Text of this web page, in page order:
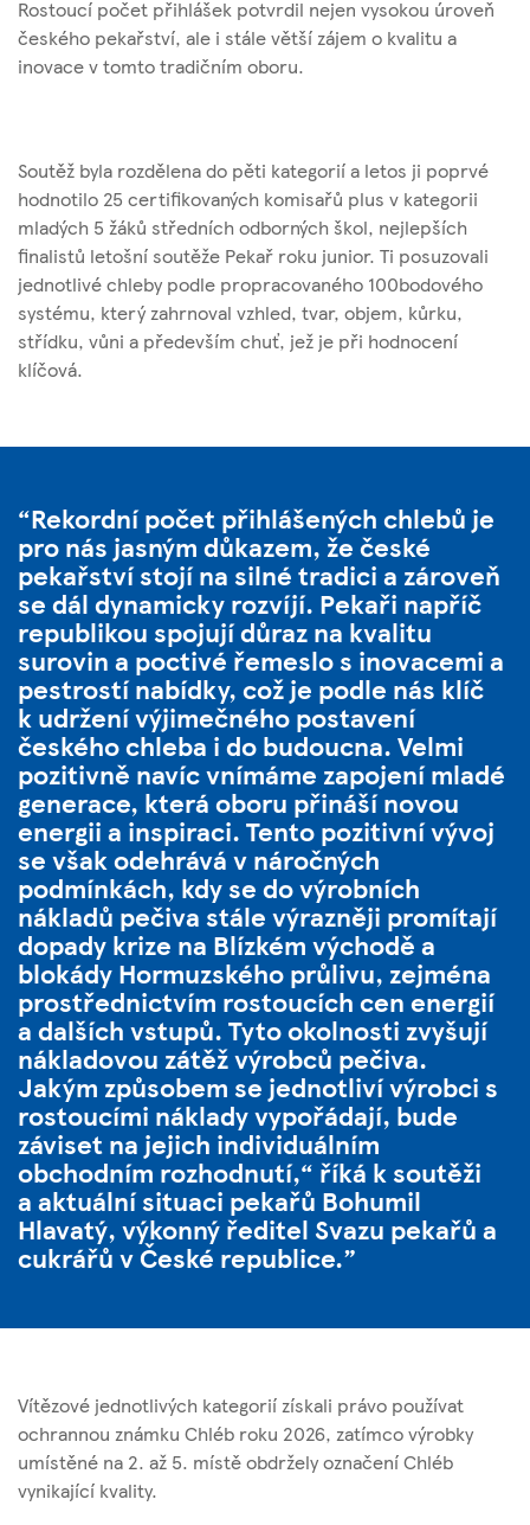
Rostoucí počet přihlášek potvrdil nejen vysokou úroveň
českého pekařství, ale i stále větší zájem o kvalitu a
inovace v tomto tradičním oboru.
Soutěž byla rozdělena do pěti kategorií a letos ji poprvé
hodnotilo 25 certifikovaných komisařů plus v kategorii
mladých 5 žáků středních odborných škol, nejlepších
finalistů letošní soutěže Pekař roku junior. Ti posuzovali
jednotlivé chleby podle propracovaného 100bodového
systému, který zahrnoval vzhled, tvar, objem, kůrku,
střídku, vůni a především chuť, jež je při hodnocení
klíčová.
Rekordní počet přihlášených chlebů je
pro nás jasným důkazem, že české
pekařství stojí na silné tradici a zároveň
se dál dynamicky rozvíjí. Pekaři napříč
republikou spojují důraz na kvalitu
surovin a poctivé řemeslo s inovacemi a
pestrostí nabídky, což je podle nás klíč
k udržení výjimečného postavení
českého chleba i do budoucna. Velmi
pozitivně navíc vnímáme zapojení mladé
generace, která oboru přináší novou
energii a inspiraci. Tento pozitivní vývoj
se však odehrává v náročných
podmínkách, kdy se do výrobních
nákladů pečiva stále výrazněji promítají
dopady krize na Blízkém východě a
blokády Hormuzského průlivu, zejména
prostřednictvím rostoucích cen energií
a dalších vstupů. Tyto okolnosti zvyšují
nákladovou zátěž výrobců pečiva.
Jakým způsobem se jednotliví výrobci s
rostoucími náklady vypořádají, bude
záviset na jejich individuálním
obchodním rozhodnutí,“ říká k soutěži
a aktuální situaci pekařů Bohumil
Hlavatý, výkonný ředitel Svazu pekařů a
cukrářů v České republice.
Vítězové jednotlivých kategorií získali právo používat
ochrannou známku Chléb roku 2026, zatímco výrobky
umístěné na 2. až 5. místě obdržely označení Chléb
vynikající kvality.